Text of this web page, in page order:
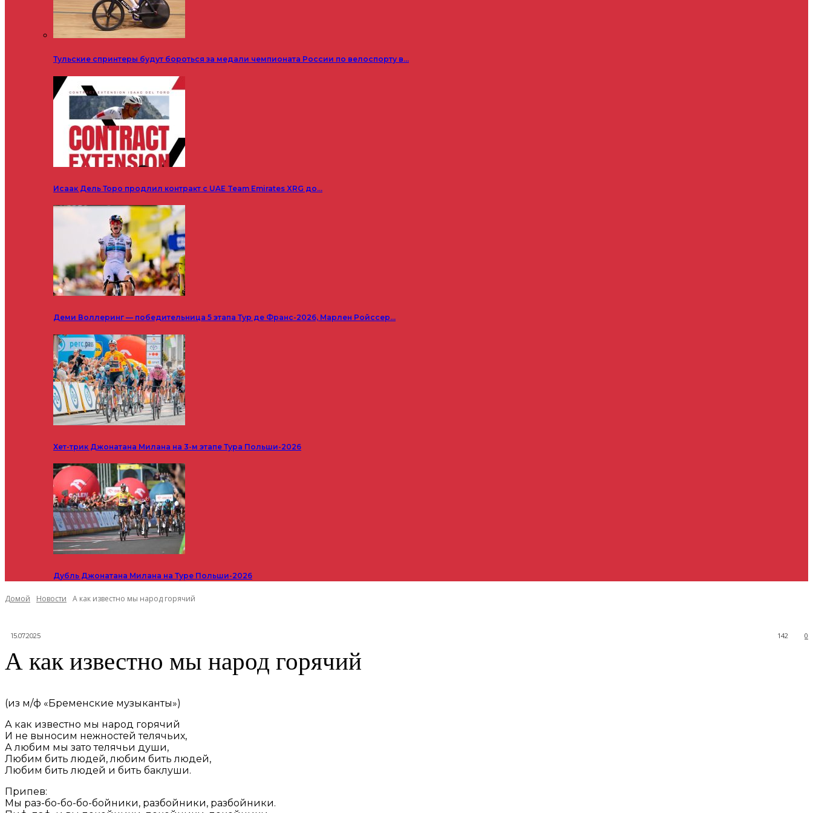
Тульские спринтеры будут бороться за медали чемпионата России по велоспорту в…
Исаак Дель Торо продлил контракт с UAE Team Emirates XRG до…
Деми Воллеринг — победительница 5 этапа Тур де Франс-2026, Марлен Ройссер…
Хет-трик Джонатана Милана на 3-м этапе Тура Польши-2026
Дубль Джонатана Милана на Туре Польши-2026
Домой Новости А как известно мы народ горячий
15.07.2025 0
142
А как известно мы народ горячий
(из м/ф «Бременские музыканты»)
А как известно мы народ горячий
И не выносим нежностей телячьих,
А любим мы зато телячьи души,
Любим бить людей, любим бить людей,
Любим бить людей и бить баклуши.
Припев:
Мы раз-бо-бо-бо-бойники, разбойники, разбойники.